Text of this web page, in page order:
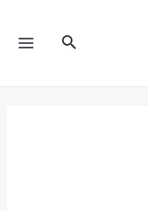
содержимомуПоиск